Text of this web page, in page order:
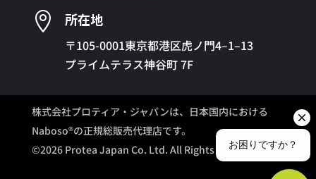
 所在地
〒105-0001東京都港区虎ノ門4–1–13
プライムテラス神谷町 7F
株式会社プロティア・ジャパンは、日本国内における
Naboso®の正規総販売代理店です。
©2026 Protea Japan Co. Ltd. All Rights Reserved.